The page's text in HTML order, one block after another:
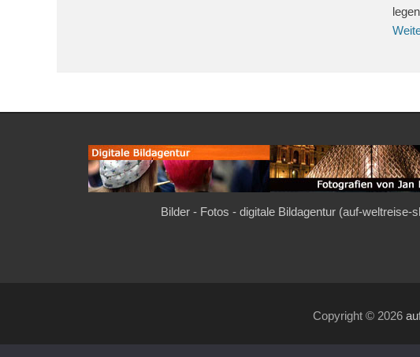
Bilder - Fotos - digitale Bildagentur (auf-weltreise-
Copyright © 2026